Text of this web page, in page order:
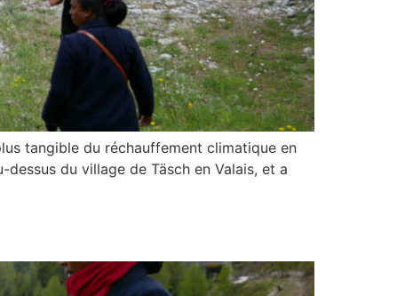
tangible du réchauffement climatique en
dessus du village de Täsch en Valais, et a